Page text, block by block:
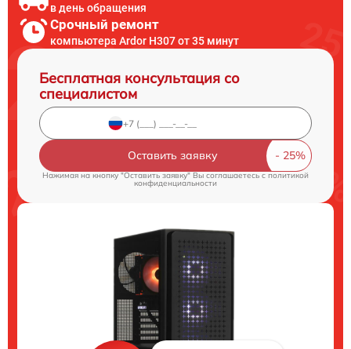
в день обращения
Срочный ремонт
компьютера Ardor H307 от 35 минут
Бесплатная консультация со
специалистом
Оставить заявку
Нажимая на кнопку "Оставить заявку" Вы соглашаетесь cполитикой
конфиденциальности